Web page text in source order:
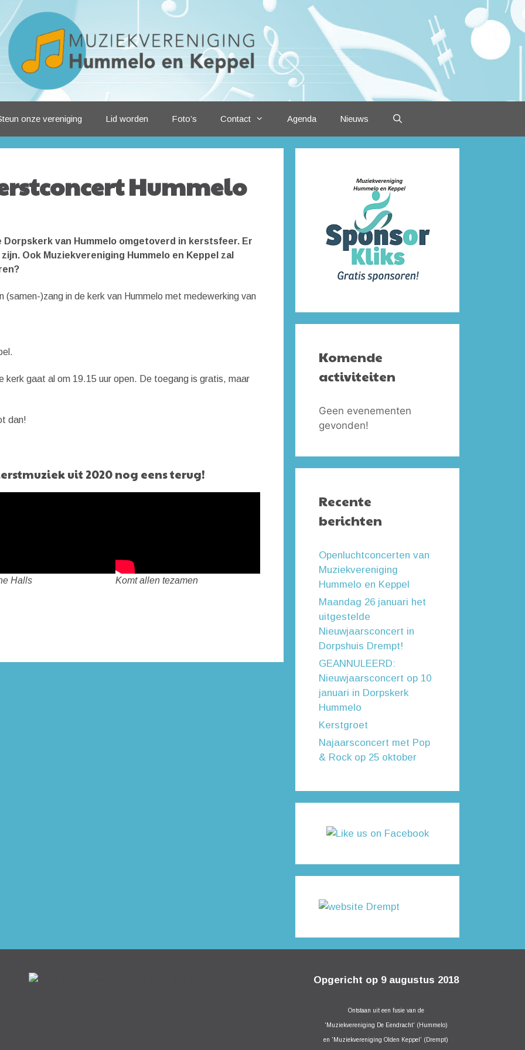
onze vereniging Lid worden Foto’s Contact Agenda Nieuws
Hummelo
Dorpskerk van Hummelo omgetoverd in kerstsfeer. Er
Ook Muziekvereniging Hummelo en Keppel zal
(samen-)zang in de kerk van Hummelo met medewerking van
kerk gaat al om 19.15 uur open. De toegang is gratis, maar
dan!
uit 2020 nog eens terug!
Halls Komt allen tezamen
Komende
activiteiten
Geen evenementen
gevonden!
Recente
berichten
Openluchtconcerten van
Muziekvereniging
Hummelo en Keppel
Maandag 26 januari het
uitgestelde
Nieuwjaarsconcert in
Dorpshuis Drempt!
GEANNULEERD:
Nieuwjaarsconcert op 10
januari in Dorpskerk
Hummelo
Kerstgroet
Najaarsconcert met Pop
& Rock op 25 oktober
Opgericht op 9 augustus 2018
Ontstaan uit een fusie van de
'Muziekvereniging De Eendracht' (Hummelo)
en 'Muziekvereniging Olden Keppel' (Drempt)